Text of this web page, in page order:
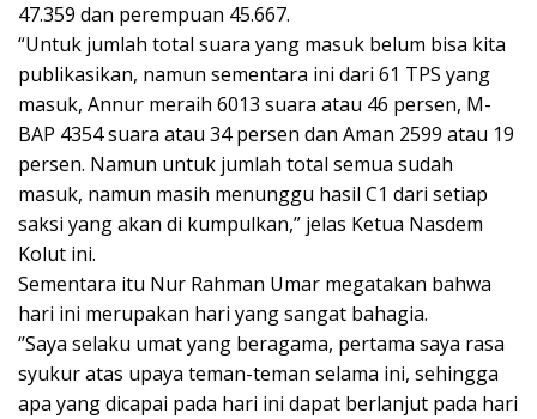
47.359 dan perempuan 45.667.
“Untuk jumlah total suara yang masuk belum bisa kita
publikasikan, namun sementara ini dari 61 TPS yang
masuk, Annur meraih 6013 suara atau 46 persen, M-
BAP 4354 suara atau 34 persen dan Aman 2599 atau 19
persen. Namun untuk jumlah total semua sudah
masuk, namun masih menunggu hasil C1 dari setiap
saksi yang akan di kumpulkan,” jelas Ketua Nasdem
Kolut ini.
Sementara itu Nur Rahman Umar megatakan bahwa
hari ini merupakan hari yang sangat bahagia.
‘’Saya selaku umat yang beragama, pertama saya rasa
syukur atas upaya teman-teman selama ini, sehingga
apa yang dicapai pada hari ini dapat berlanjut pada hari